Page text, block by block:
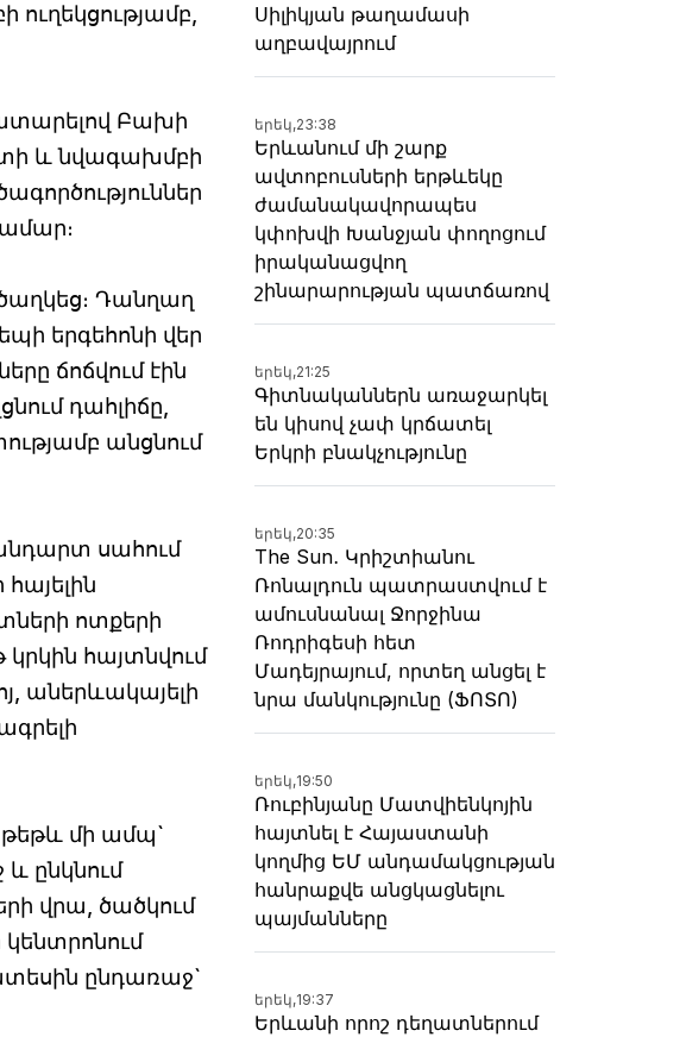
ուղեկցությամբ,
Բախի
և նվագախմբի
Դանղաղ
երգեհոնի վեր
ճոճվում էին
դահլիճը,
անցնում
սահում
ոտքերի
հայտնվում
աներևակայելի
թեթև մի ամպ`
ընկնում
վրա, ծածկում
ընդառաջ`
Սիլիկյան թաղամասի
աղբավայրում
երեկ,23:38
Երևանում մի շարք
ավտոբուսների երթևեկը
ժամանակավորապես
կփոխվի Խանջյան փողոցում
իրականացվող
շինարարության պատճառով
երեկ,21:25
Գիտնականներն առաջարկել
են կիսով չափ կրճատել
Երկրի բնակչությունը
երեկ,20:35
The Sun․ Կրիշտիանու
Ռոնալդուն պատրաստվում է
ամուսնանալ Ջորջինա
Ռոդրիգեսի հետ
Մադեյրայում, որտեղ անցել է
նրա մանկությունը (ՖՈՏՈ)
երեկ,19:50
Ռուբինյանը Մատվիենկոյին
հայտնել է Հայաստանի
կողմից ԵՄ անդամակցության
հանրաքվե անցկացնելու
պայմանները
երեկ,19:37
Երևանի որոշ դեղատներում